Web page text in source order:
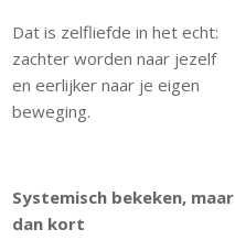
Dat is zelfliefde in het echt:
zachter worden naar jezelf
en eerlijker naar je eigen
beweging.
Systemisch bekeken, maar
dan kort